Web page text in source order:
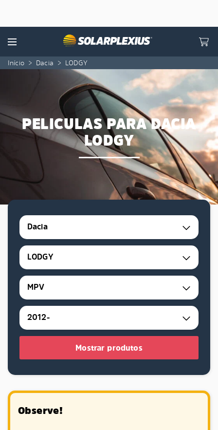
Menu
Início > Dacia > LODGY
PELICULAS PARA DACIA
LODGY
Dacia
LODGY
MPV
2012-
Mostrar produtos
Observe!